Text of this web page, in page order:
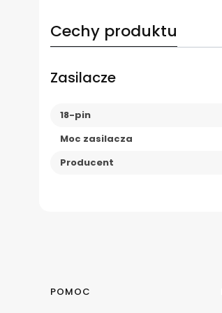
Cechy produktu
Zasilacze
18-pin
Moc zasilacza
Producent
Linki w stopce
POMOC